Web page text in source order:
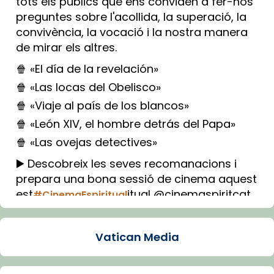
preguntes sobre l'acollida, la superació, la
convivència, la vocació i la nostra manera
de mirar els altres.
🍿 «El día de la revelación»
🍿 «Las locas del Obelisco»
🍿 «Viaje al país de los blancos»
🍿 «León XIV, el hombre detrás del Papa»
🍿 «Las ovejas detectives»
▶️ Descobreix les seves recomanacions i
prepara una bona sessió de cinema aquest
est#CinemaEspiritualitual @cinemaspiritcat
Imatge: Generada amb IA (OpenAI)
Vatican Media